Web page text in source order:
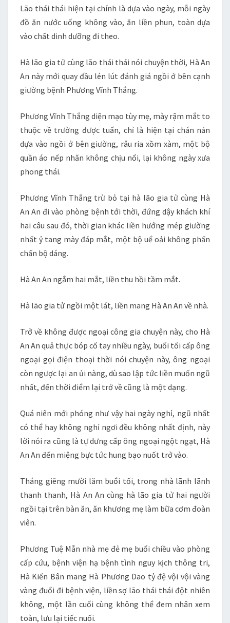
Lão thái thái hiện tại chính là dựa vào ngày, mỗi ngày
đồ ăn nước uống không vào, ăn liền phun, toàn dựa
vào chất dinh dưỡng đi theo.
Hà lão gia tử cùng lão thái thái nói chuyện thời, Hà An
An này mới quay đầu lén lút đánh giá ngồi ở bên cạnh
giường bệnh Phương Vĩnh Thắng.
Phương Vĩnh Thắng diện mạo tùy mẹ, mày rậm mắt to
thuộc về trường được tuấn, chỉ là hiện tại chán nản
dựa vào ngồi ở bên giường, râu ria xồm xàm, một bộ
quần áo nếp nhăn không chịu nổi, lại không ngày xưa
phong thái.
Phương Vĩnh Thắng trừ bỏ tại hà lão gia tử cùng Hà
An An đi vào phòng bệnh tới thời, đứng dậy khách khí
hai câu sau đó, thời gian khác liền hướng mép giường
nhất ỷ tang mày đáp mắt, một bộ uể oải không phấn
chấn bộ dáng.
Hà An An ngắm hai mắt, liền thu hồi tầm mắt.
Hà lão gia tử ngồi một lát, liền mang Hà An An về nhà.
Trở về không được ngoại công gia chuyện này, cho Hà
An An quả thực bóp cổ tay nhiều ngày, buổi tối cấp ông
ngoại gọi điện thoại thời nói chuyện này, ông ngoại
còn ngược lại an ủi nàng, dù sao lập tức liền muốn ngũ
nhất, đến thời điểm lại trở về cũng là một dạng.
Quá niên mới phóng như vậy hai ngày nghỉ, ngũ nhất
có thể hay không nghỉ ngơi đều không nhất định, này
lời nói ra cũng là tự dưng cấp ông ngoại ngột ngạt, Hà
An An đến miệng bực tức hung bạo nuốt trở vào.
Tháng giêng mười lăm buổi tối, trong nhà lãnh lãnh
thanh thanh, Hà An An cùng hà lão gia tử hai người
ngồi tại trên bàn ăn, ăn khương mẹ làm bữa cơm đoàn
viên.
Phương Tuệ Mẫn nhà mẹ đẻ mẹ buổi chiều vào phòng
cấp cứu, bệnh viện hạ bệnh tình nguy kịch thông tri,
Hà Kiến Bân mang Hà Phương Dao tỷ đệ vội vội vàng
vàng đuổi đi bệnh viện, liền sợ lão thái thái đột nhiên
không, một lần cuối cùng không thể đem nhân xem
toàn, lưu lại tiếc nuối.